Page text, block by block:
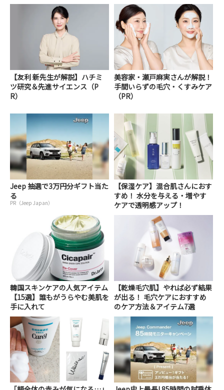
【友利 新先生が解説】ハチミ
ツ研究＆先進サイエンス（P
R）
美容家・瀬戸麻実さんが解説！
手間いらずの毛穴・くすみケア
（PR）
Jeep 抽選で3万円分ギフト当た
る
PR（Jeep Japan）
【保湿ケア】混合肌さんにおす
すめ！ 水分を与える・増やす
ケアで透明感アップ！
韓国スキンケアの人気アイテム
【15選】誰もがうらやむ美肌を
手に入れて
【乾燥毛穴肌】やれば必ず結果
が出る！ 毛穴ケアにおすすめ
のケア方法＆アイテム7選